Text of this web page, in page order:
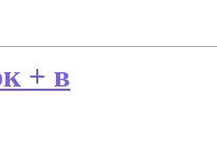
+ в